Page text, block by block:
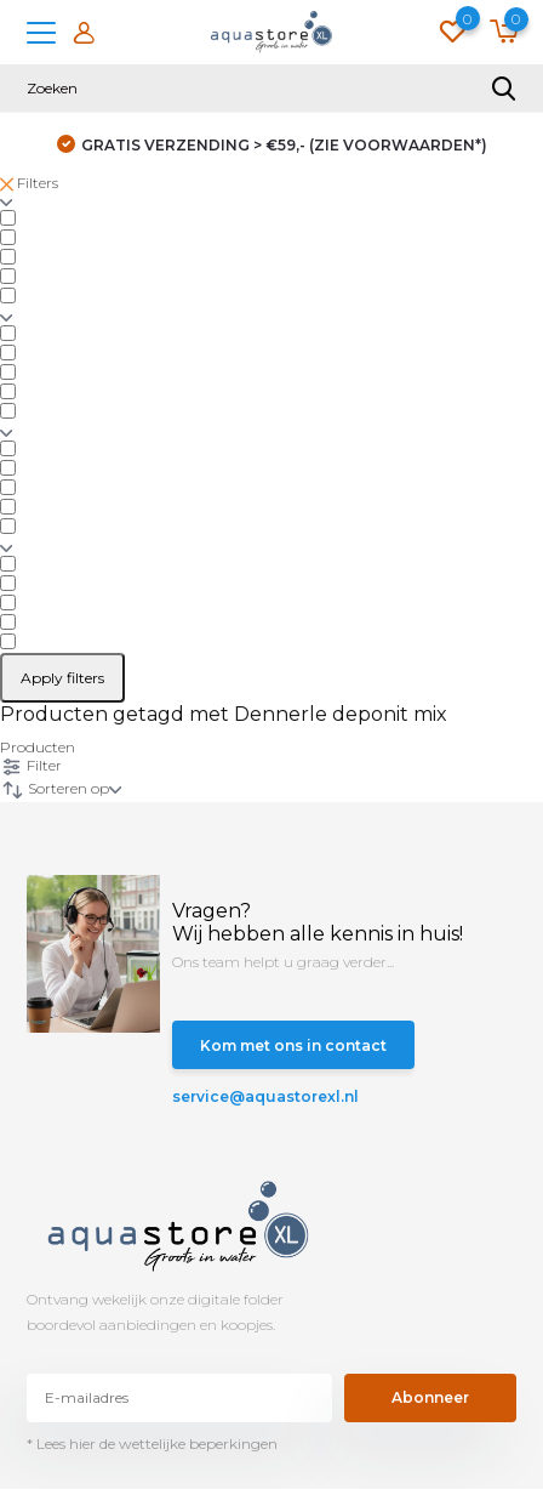
0 0
GRATIS VERZENDING > €59,- (ZIE VOORWAARDEN*)
Filters
Apply filters
Producten getagd met Dennerle deponit mix
Producten
Filter
Sorteren op
Vragen?
Wij hebben alle kennis in huis!
Ons team helpt u graag verder...
Kom met ons in contact
service@aquastorexl.nl
Ontvang wekelijk onze digitale folder
boordevol aanbiedingen en koopjes.
Abonneer
* Lees hier de wettelijke beperkingen